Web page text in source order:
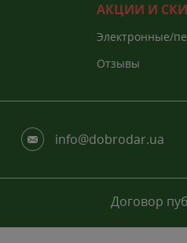
АКЦИИ И
Электронные/
Отзывы
info@dobrodar.ua
Договор